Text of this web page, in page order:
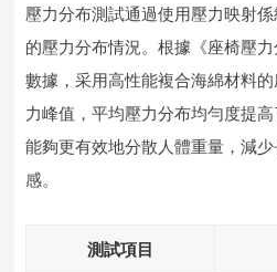
壓力分布測試通過使用壓力映射
的壓力分布情況。根據《座椅壓
數據，采用高性能複合海綿材料
力峰值，平均壓力分布均勻度提
能夠更有效地分散人體重量，減
感。
測試項目